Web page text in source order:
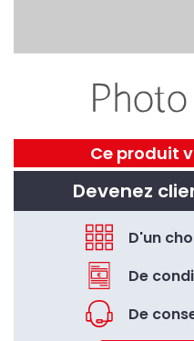
Ce produit
Devenez
D'un
De
De